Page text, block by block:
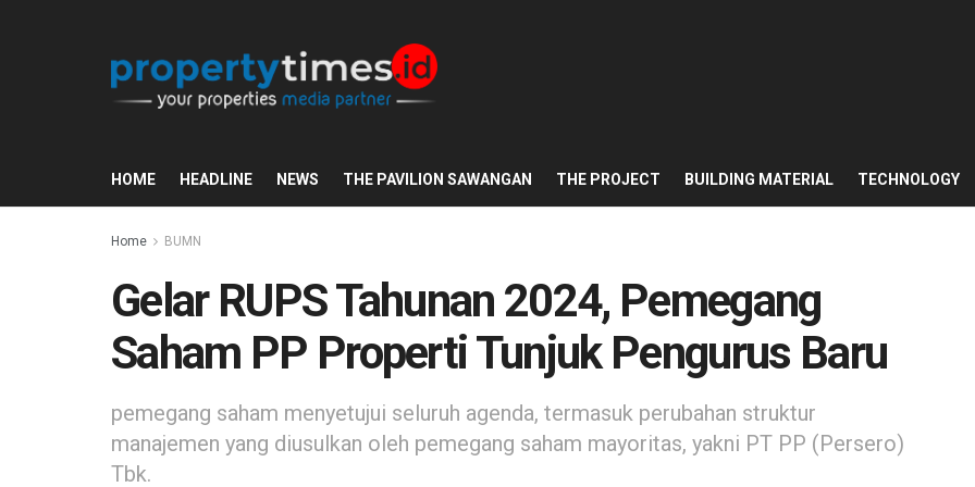
HOME HEADLINE NEWS THE PAVILION SAWANGAN THE PROJECT BUILDING MATERIAL TECHNOLOGY
Home BUMN
Gelar RUPS Tahunan 2024, Pemegang
Saham PP Properti Tunjuk Pengurus Baru
pemegang saham menyetujui seluruh agenda, termasuk perubahan struktur
manajemen yang diusulkan oleh pemegang saham mayoritas, yakni PT PP (Persero)
Tbk.